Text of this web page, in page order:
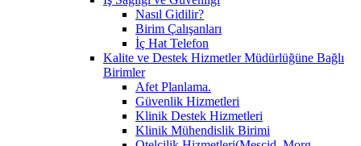
Nasıl Gidilir?
Birim Çalışanları
İç Hat Telefon
Kalite ve Destek Hizmetler Müdürlüğüne Bağlı
Birimler
Afet Planlama.
Güvenlik Hizmetleri
Klinik Destek Hizmetleri
Klinik Mühendislik Birimi